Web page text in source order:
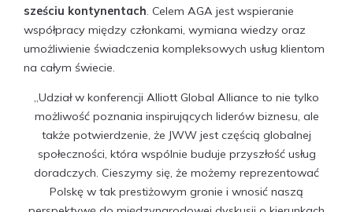
sześciu kontynentach. Celem AGA jest wspieranie
współpracy między członkami, wymiana wiedzy oraz
umożliwienie świadczenia kompleksowych usług klientom
na całym świecie.
„Udział w konferencji Alliott Global Alliance to nie tylko
możliwość poznania inspirujących liderów biznesu, ale
także potwierdzenie, że JWW jest częścią globalnej
społeczności, która wspólnie buduje przyszłość usług
doradczych. Cieszymy się, że możemy reprezentować
Polskę w tak prestiżowym gronie i wnosić naszą